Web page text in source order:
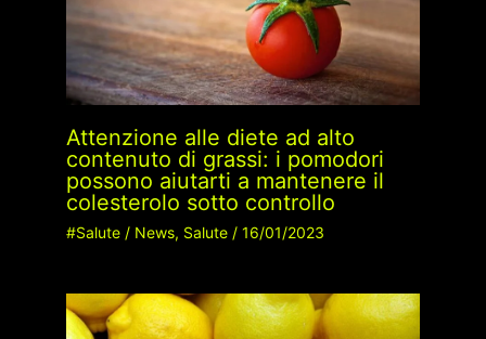
Attenzione alle diete ad alto
contenuto di grassi: i pomodori
possono aiutarti a mantenere il
colesterolo sotto controllo
#Salute/ News, Salute/ 16/01/2023